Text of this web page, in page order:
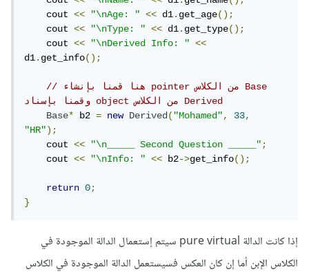
    cout
<< "\nAge: " << d1.get_age();
    cout
<< "\nType: " << d1.get_type();
    cout
<< "\nDerived Info: "
<<
d1.get_info();
// هنا قمنا بإنشاء pointer من الكلاس Base
وقمنا بإسناد object من الكلاس Derived
Base* b2 = new Derived("Mohamed", 33,
"HR");
    cout
<< "\n_____ Second Question _____";
    cout
<< "\nInfo: " << b2->get_info();
return 0;
}
إذا كانت الدالة pure virtual سيتم إستعمال الدالة الموجودة في
الكلاس الإبن أما إن كان العكس فسيستعمل الدالة الموجودة في الكلاس